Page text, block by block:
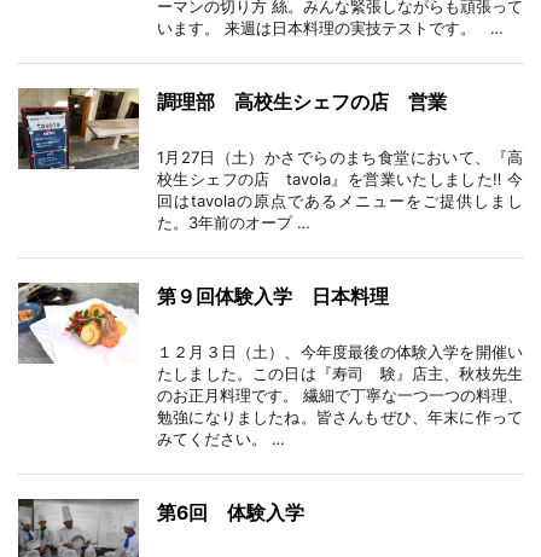
ーマンの切り方 絲。みんな緊張しながらも頑張って
います。 来週は日本料理の実技テストです。 …
調理部 高校生シェフの店 営業
1月27日（土）かさでらのまち食堂において、『高
校生シェフの店 tavola』を営業いたしました‼️ 今
回はtavolaの原点であるメニューをご提供しまし
た。3年前のオープ …
第９回体験入学 日本料理
１２月３日（土）、今年度最後の体験入学を開催い
たしました。この日は『寿司 験』店主、秋枝先生
のお正月料理です。 繊細で丁寧な一つ一つの料理、
勉強になりましたね。皆さんもぜひ、年末に作って
みてください。 …
第6回 体験入学